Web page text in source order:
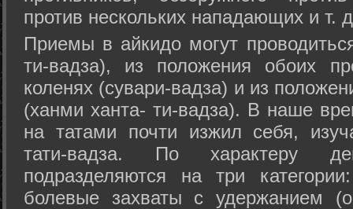
против нескольких нападающих и т.
Приемы в айкидо могут
ти-вадза), из положения обоих
коленях (сувари-вадза) и из
(ханми ханта- ти-вадза). В наше
на татами почти изжил себя,
тати-вадза. По характеру
подразделяются на три
болевые захваты с удержанием